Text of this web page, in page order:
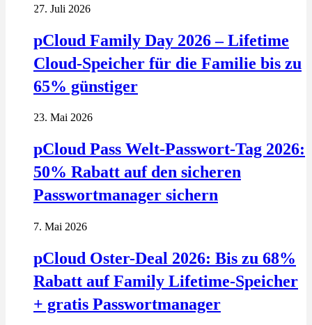
27. Juli 2026
pCloud Family Day 2026 – Lifetime
Cloud-Speicher für die Familie bis zu
65% günstiger
23. Mai 2026
pCloud Pass Welt-Passwort-Tag 2026:
50% Rabatt auf den sicheren
Passwortmanager sichern
7. Mai 2026
pCloud Oster-Deal 2026: Bis zu 68%
Rabatt auf Family Lifetime-Speicher
+ gratis Passwortmanager